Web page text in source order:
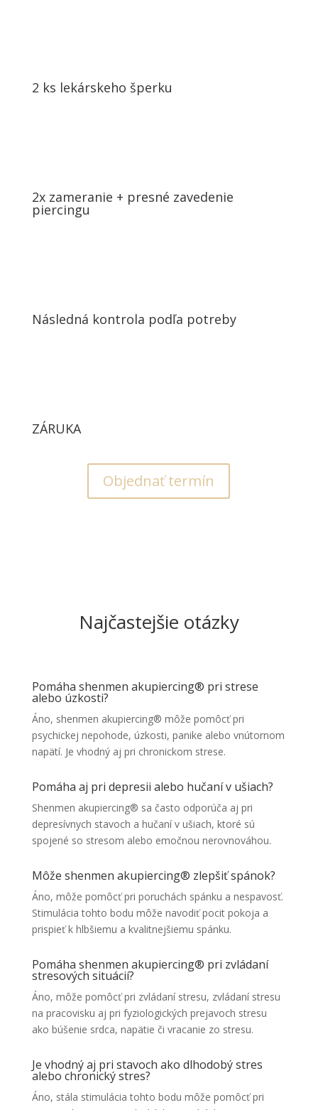
2 ks lekárskeho šperku
2x zameranie + presné zavedenie
piercingu
Následná kontrola podľa potreby
ZÁRUKA
Objednať termín
Najčastejšie otázky
Pomáha shenmen akupiercing® pri strese
alebo úzkosti?
Áno, shenmen akupiercing® môže pomôcť pri
psychickej nepohode, úzkosti, panike alebo vnútornom
napätí. Je vhodný aj pri chronickom strese.
Pomáha aj pri depresii alebo hučaní v ušiach?
Shenmen akupiercing® sa často odporúča aj pri
depresívnych stavoch a hučaní v ušiach, ktoré sú
spojené so stresom alebo emočnou nerovnováhou.
Môže shenmen akupiercing® zlepšiť spánok?
Áno, môže pomôcť pri poruchách spánku a nespavosť.
Stimulácia tohto bodu môže navodiť pocit pokoja a
prispieť k hlbšiemu a kvalitnejšiemu spánku.
Pomáha shenmen akupiercing® pri zvládaní
stresových situácií?
Áno, môže pomôcť pri zvládaní stresu, zvládaní stresu
na pracovisku aj pri fyziologických prejavoch stresu
ako búšenie srdca, napätie či vracanie zo stresu.
Je vhodný aj pri stavoch ako dlhodobý stres
alebo chronický stres?
Áno, stála stimulácia tohto bodu môže pomôcť pri